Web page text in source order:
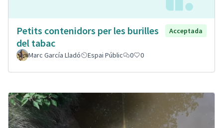
Petits contenidors per les burilles
del tabac
Acceptada
Marc García Lladó Espai Públic 0 0